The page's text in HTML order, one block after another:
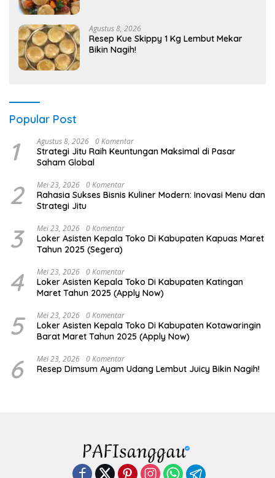
Agustus 8, 2026
Resep Kue Skippy 1 Kg Lembut Mekar
Bikin Nagih!
Popular Post
1 Agustus 8, 2026 0 Komentar
Strategi Jitu Raih Keuntungan Maksimal di Pasar
Saham Global
2 Mei 23, 2026 0 Komentar
Rahasia Sukses Bisnis Kuliner Modern: Inovasi Menu dan
Strategi Jitu
3 Mei 23, 2026 0 Komentar
Loker Asisten Kepala Toko Di Kabupaten Kapuas Maret
Tahun 2025 (Segera)
4 Mei 23, 2026 0 Komentar
Loker Asisten Kepala Toko Di Kabupaten Katingan
Maret Tahun 2025 (Apply Now)
5 Mei 23, 2026 0 Komentar
Loker Asisten Kepala Toko Di Kabupaten Kotawaringin
Barat Maret Tahun 2025 (Apply Now)
6 Mei 23, 2026 0 Komentar
Resep Dimsum Ayam Udang Lembut Juicy Bikin Nagih!